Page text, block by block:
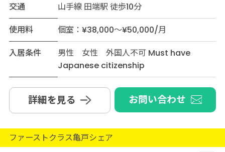
交通
山手線 田端駅 徒歩10分
使用料
個室：¥38,000～¥50,000/月
入居条件
男性 女性 外国人不可 Must have
Japanese citizenship
詳細を見る お問い合わせ
ファーストクラス亀戸シェア